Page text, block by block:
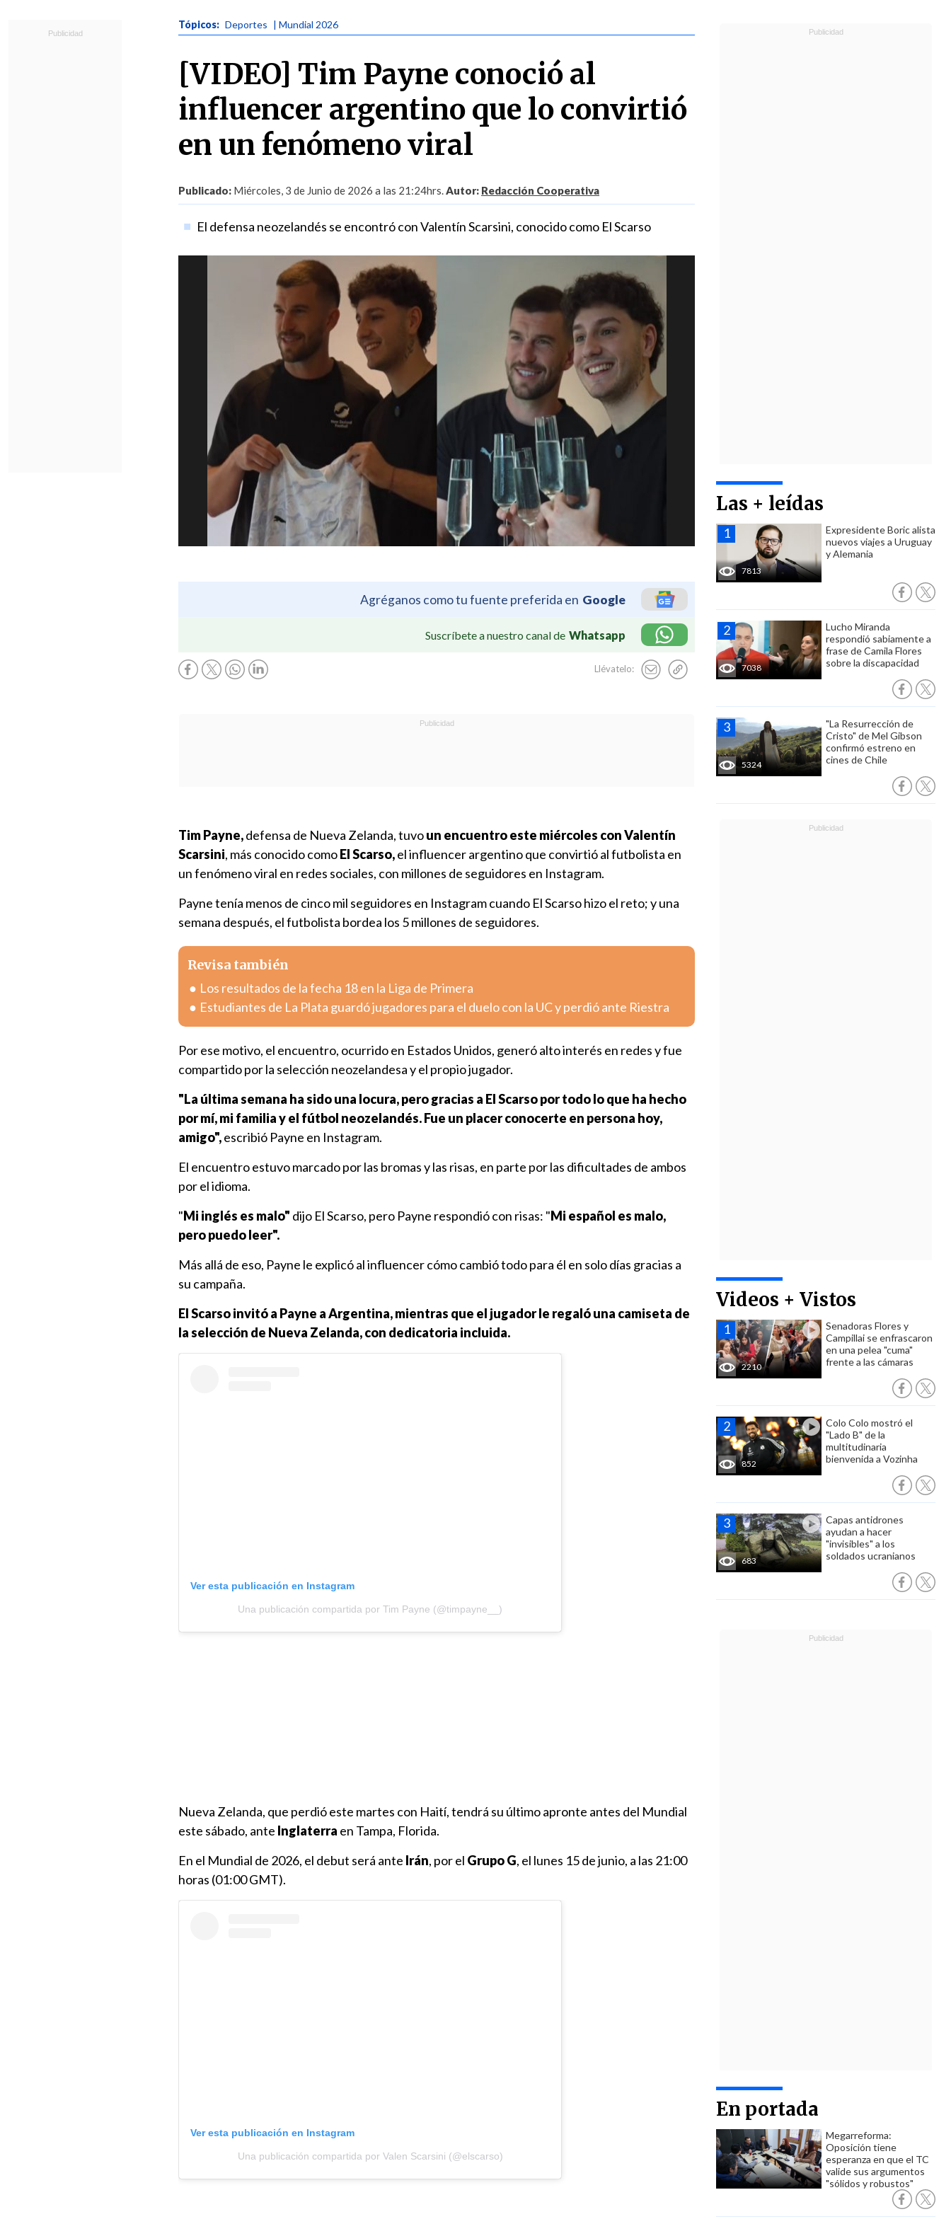
Tópicos: Deportes | Mundial 2026
[VIDEO] Tim Payne conoció al
influencer argentino que lo convirtió
en un fenómeno viral
Publicado: Miércoles, 3 de Junio de 2026 a las 21:24hrs.Autor: Redacción Cooperativa
El defensa neozelandés se encontró con Valentín Scarsini, conocido como El Scarso
Agréganos como tu fuente preferida en Google
Suscríbete a nuestro canal de Whatsapp
Llévatelo:
Las + leídas
7813
Expresidente Boric alista
nuevos viajes a Uruguay
y Alemania
7038
Lucho Miranda
respondió sabiamente a
frase de Camila Flores
sobre la discapacidad
5324
"La Resurrección de
Cristo" de Mel Gibson
confirmó estreno en
cines de Chile
Videos + Vistos
2210
Senadoras Flores y
Campillai se enfrascaron
en una pelea "cuma"
frente a las cámaras
852
Colo Colo mostró el
"Lado B" de la
multitudinaria
bienvenida a Vozinha
683
Capas antidrones
ayudan a hacer
"invisibles" a los
soldados ucranianos
En portada
Megarreforma:
Oposición tiene
esperanza en que el TC
valide sus argumentos
"sólidos y robustos"
Tim Payne,defensa de Nueva Zelanda, tuvoun encuentro este miércoles con Valentín
Scarsini, más conocido comoEl Scarso,el influencer argentino que convirtió al futbolista en
un fenómeno viral en redes sociales, con millones de seguidores en Instagram.
Payne tenía menos de cinco mil seguidores en Instagram cuando El Scarso hizo el reto; y una
semana después, el futbolista bordea los 5 millones de seguidores.
Revisa también
Los resultados de la fecha 18 en la Liga de Primera
Estudiantes de La Plata guardó jugadores para el duelo con la UC y perdió ante Riestra
Por ese motivo, el encuentro, ocurrido en Estados Unidos, generó alto interés en redes y fue
compartido por la selección neozelandesa y el propio jugador.
"La última semana ha sido una locura, pero gracias a El Scarso por todo lo que ha hecho
por mí, mi familia y el fútbol neozelandés. Fue un placer conocerte en persona hoy,
amigo",escribió Payne en Instagram.
El encuentro estuvo marcado por las bromas y las risas, en parte por las dificultades de ambos
por el idioma.
"Mi inglés es malo" dijo El Scarso, pero Payne respondió con risas: "Mi español es malo,
pero puedo leer".
Más allá de eso, Payne le explicó al influencer cómo cambió todo para él en solo días gracias a
su campaña.
El Scarso invitó a Payne a Argentina, mientras que el jugador le regaló una camiseta de
la selección de Nueva Zelanda, con dedicatoria incluida.
Ver esta publicación en Instagram
Una publicación compartida por Tim Payne (@timpayne__)
Nueva Zelanda, que perdió este martes con Haití, tendrá su último apronte antes del Mundial
este sábado, ante Inglaterra en Tampa, Florida.
En el Mundial de 2026, el debut será ante Irán, por el Grupo G, el lunes 15 de junio, a las 21:00
horas (01:00 GMT).
Ver esta publicación en Instagram
Una publicación compartida por Valen Scarsini (@elscarso)